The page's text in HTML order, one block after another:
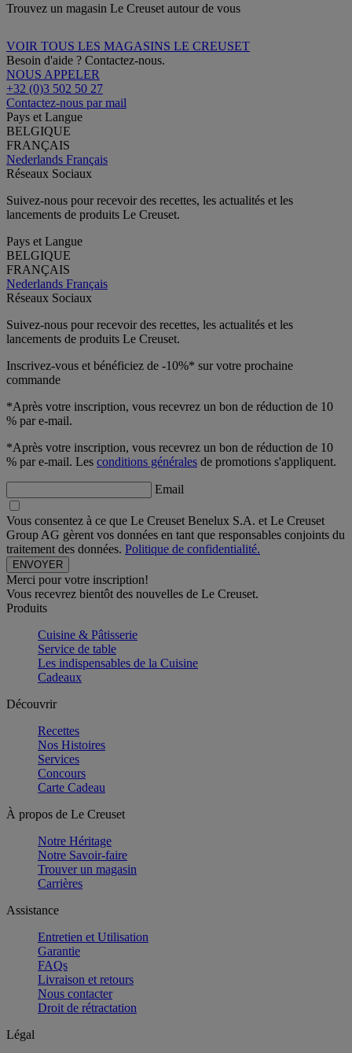
Trouvez un magasin Le Creuset autour de vous
VOIR TOUS LES MAGASINS LE CREUSET
Besoin d'aide ? Contactez-nous.
NOUS APPELER
+32 (0)3 502 50 27
Contactez-nous par mail
Pays et Langue
BELGIQUE
FRANÇAIS
Nederlands Français
Réseaux Sociaux
Suivez-nous pour recevoir des recettes, les actualités et les
lancements de produits Le Creuset.
Pays et Langue
BELGIQUE
FRANÇAIS
Nederlands Français
Réseaux Sociaux
Suivez-nous pour recevoir des recettes, les actualités et les
lancements de produits Le Creuset.
Inscrivez-vous et bénéficiez de -10%* sur votre prochaine
commande
*Après votre inscription, vous recevrez un bon de réduction de 10
% par e-mail.
*Après votre inscription, vous recevrez un bon de réduction de 10
% par e-mail. Les conditions générales de promotions s'appliquent.
Email
Vous consentez à ce que Le Creuset Benelux S.A. et Le Creuset
Group AG gèrent vos données en tant que responsables conjoints du
traitement des données. Politique de confidentialité.
Merci pour votre inscription!
Vous recevrez bientôt des nouvelles de Le Creuset.
Produits
Cuisine & Pâtisserie
Service de table
Les indispensables de la Cuisine
Cadeaux
Découvrir
Recettes
Nos Histoires
Services
Concours
Carte Cadeau
À propos de Le Creuset
Notre Héritage
Notre Savoir-faire
Trouver un magasin
Carrières
Assistance
Entretien et Utilisation
Garantie
FAQs
Livraison et retours
Nous contacter
Droit de rétractation
Légal